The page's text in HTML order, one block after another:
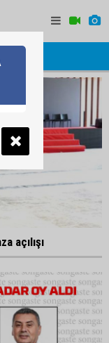
açılışı